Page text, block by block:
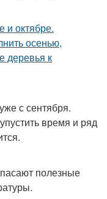
с сентября.
время и ряд
полезные